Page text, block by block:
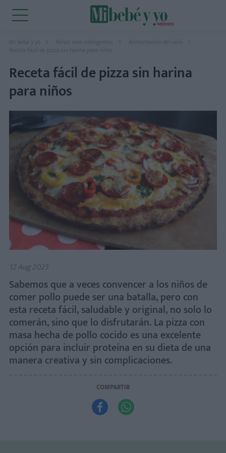
Mi bebé y yo Niños más inteligentes
Alimentación del niño
Receta fácil de pizza sin harina para niños
Receta fácil de pizza sin harina
para niños
12 Aug 2025
Sabemos que a veces convencer a los niños de
comer pollo puede ser una batalla, pero con
esta receta fácil, saludable y original, no solo lo
comerán, sino que lo disfrutarán. La pizza con
masa hecha de pollo cocido es una excelente
opción para incluir proteína en su dieta de una
manera creativa y sin complicaciones.
COMPARTIR
 